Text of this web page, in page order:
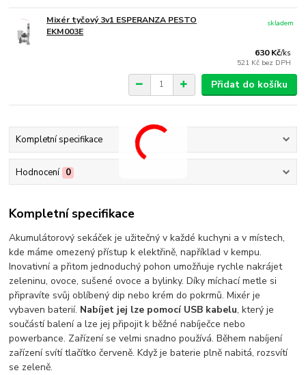
Mixér tyčový 3v1 ESPERANZA PESTO
EKM003E
630 Kč/ks
521 Kč bez DPH
skladem
Přidat do košíku
Kompletní specifikace
Hodnocení 0
Kompletní specifikace
Akumulátorový sekáček je užitečný v každé kuchyni a v místech,
kde máme omezený přístup k elektřině, například v kempu.
Inovativní a přitom jednoduchý pohon umožňuje rychle nakrájet
zeleninu, ovoce, sušené ovoce a bylinky. Díky míchací metle si
připravíte svůj oblíbený dip nebo krém do pokrmů. Mixér je
vybaven baterií. Nabíjet jej lze pomocí USB kabelu, který je
součástí balení a lze jej připojit k běžné nabíječce nebo
powerbance. Zařízení se velmi snadno používá. Během nabíjení
zařízení svítí tlačítko červeně. Když je baterie plně nabitá, rozsvítí
se zeleně.